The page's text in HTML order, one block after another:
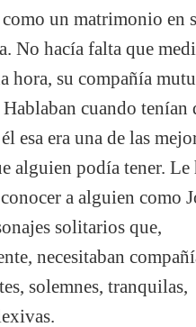
un matrimonio en
No hacía falta que
hora, su compañía
cuando tenían
esa era una de las
alguien podía tener. Le
a alguien como
solitarios que,
necesitaban
solemnes, tranquilas,